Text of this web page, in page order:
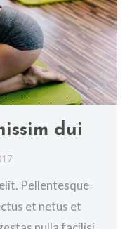
dui
Pellentesque
et netus et